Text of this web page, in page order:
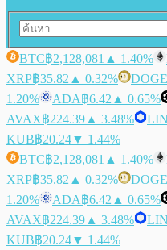
BTC฿2,128,081 ▲ 1.40%
XRP฿35.82 ▲ 0.32% DOGE
1.20%
ADA฿6.42 ▲ 0.65%
AVAX฿224.39 ▲ 3.48%
KUB฿20.24▼ 1.44%
BTC฿2,128,081 ▲ 1.40%
XRP฿35.82 ▲ 0.32% DOGE
1.20%
ADA฿6.42 ▲ 0.65%
AVAX฿224.39 ▲ 3.48%
KUB฿20.24▼ 1.44%